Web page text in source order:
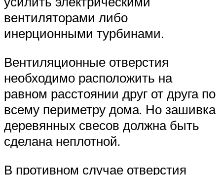
вентиляторами либо
инерционными турбинами.
Вентиляционные отверстия
необходимо расположить на
равном расстоянии друг от друга по
всему периметру дома. Но зашивка
деревянных свесов должна быть
сделана неплотной.
В противном случае отверстия